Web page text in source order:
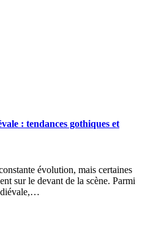
: tendances gothiques et
évolution, mais certaines
sur le devant de la scène. Parmi